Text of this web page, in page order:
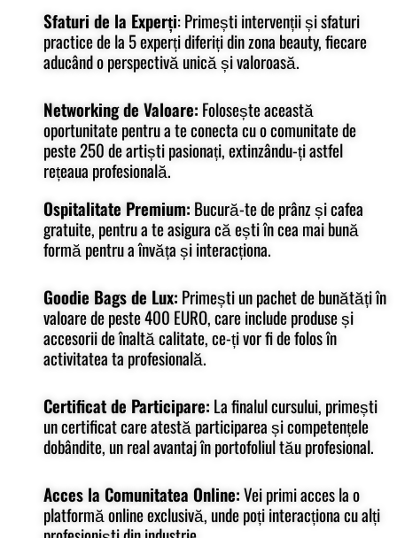
Sfaturi de la Experți: Primești intervenții și sfaturi
practice de la 5 experți diferiți din zona beauty, fiecare
aducând o perspectivă unică și valoroasă.
Networking de Valoare: Folosește această
oportunitate pentru a te conecta cu o comunitate de
peste 250 de artiști pasionați, extinzându-ți astfel
rețeaua profesională.
Ospitalitate Premium: Bucură-te de prânz și cafea
gratuite, pentru a te asigura că ești în cea mai bună
formă pentru a învăța și interacționa.
Goodie Bags de Lux: Primești un pachet de bunătăți în
valoare de peste 400 EURO, care include produse și
accesorii de înaltă calitate, ce-ți vor fi de folos în
activitatea ta profesională.
Certificat de Participare: La finalul cursului, primești
un certificat care atestă participarea și competențele
dobândite, un real avantaj în portofoliul tău profesional.
Acces la Comunitatea Online:Vei primi acces la o
platformă online exclusivă, unde poți interacționa cu alți